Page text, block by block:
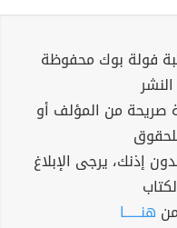
فولة بوك محفوظة
صريحة من المؤلف أو
إذنك، يرجى الإبلاغ
هنــــــا